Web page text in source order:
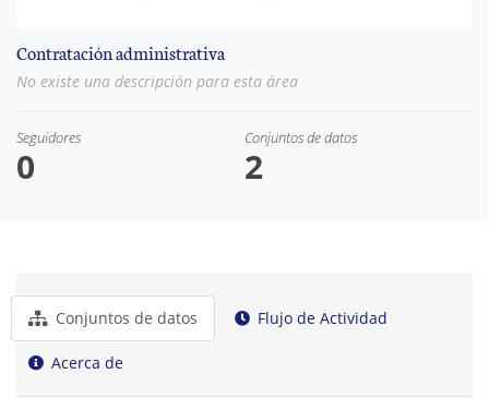
Contratación administrativa
No existe una descripción para esta área
Seguidores
0
Conjuntos de datos
2
Conjuntos de datos Flujo de Actividad
Acerca de